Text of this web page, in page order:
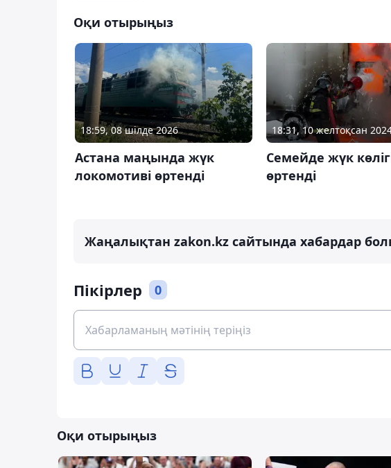
Оқи отырыңыз
18:59, 08 шілде 2026
Астана маңында жүк
локомотиві өртенді
18:31, 10 желтоқсан
Семейде жүк
өртенді
Жаңалықтан zakon.kz сайтында хабардар
Пікірлер 0
Оқи отырыңыз